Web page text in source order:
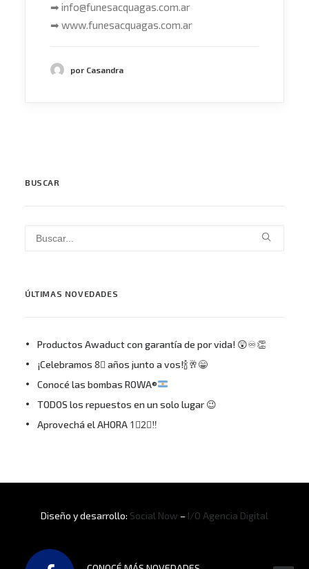
➡ info@funesacquagas.com.ar
➡ www.funesacquagas.com.ar
por Casandra
BUSCAR
ÚLTIMAS NOVEDADES
Productos Awaduct con garantía de por vida! 😲♾👏
¡Celebramos 8⃣ años junto a vos!🍾🥂😁
Conocé las bombas ROWA®
TODOS los repuestos en un solo lugar 😉
Aprovechá el AHORA 1⃣2⃣‼
Diseño y desarrollo: Social Now – I/O Agencia Digital